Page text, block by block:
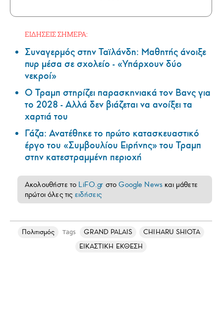
ΕΙΔΗΣΕΙΣ ΣΗΜΕΡΑ:
Συναγερμός στην Ταϊλάνδη: Μαθητής άνοιξε
πυρ μέσα σε σχολείο - «Υπάρχουν δύο
νεκροί»
Ο Τραμπ στηρίζει παρασκηνιακά τον Βανς για
το 2028 - Αλλά δεν βιάζεται να ανοίξει τα
χαρτιά του
Γάζα: Ανατέθηκε το πρώτο κατασκευαστικό
έργο του «Συμβουλίου Ειρήνης» του Τραμπ
στην κατεστραμμένη περιοχή
Ακολουθήστε το LiFO.gr στοGoogle News και μάθετε
πρώτοι όλες τις ειδήσεις
Πολιτισμός Tags GRAND PALAIS
CHIHARU SHIOTA
ΕΙΚΑΣΤΙΚΗ ΕΚΘΕΣΗ